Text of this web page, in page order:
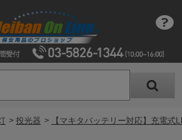
> 投光器 > 【マキタバッテリー対応】充電